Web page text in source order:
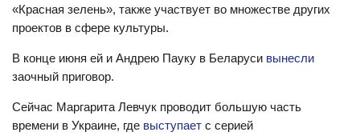
«Красная зелень», также участвует во множестве других
проектов в сфере культуры.
В конце июня ей и Андрею Пауку в Беларуси вынесли
заочный приговор.
Сейчас Маргарита Левчук проводит большую часть
времени в Украине, где выступает с серией